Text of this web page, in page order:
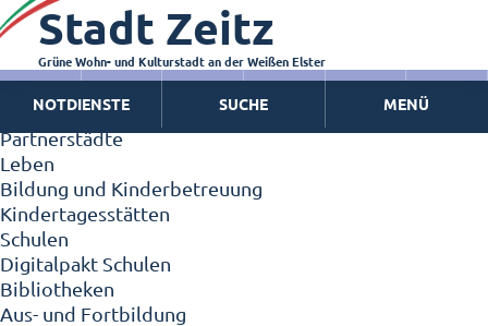
Zeitz - Die Kleinstadt
Willkommen in Zeitz!
Interview mit Oberbürgermeister Christian Thieme
Zeitz - Stadt der Zukunft
Ortschaften
Partnerstädte
Leben
Bildung und Kinderbetreuung
Kindertagesstätten
Schulen
Digitalpakt Schulen
Bibliotheken
Aus- und Fortbildung
Stadt Zeitz
Grüne Wohn- und Kulturstadt an der Weißen Elster
NOTDIENSTE SUCHE MENÜ